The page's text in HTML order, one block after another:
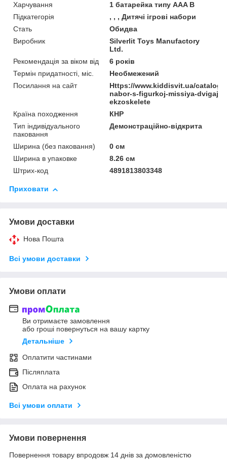
Харчування
1 батарейка типу AAA В
Підкатегорія
, , , Дитячі ігрові набори
Стать
Обидва
Виробник
Silverlit Toys Manufactory
Ltd.
Рекомендація за віком від
6 років
Термін придатності, міс.
Необмежений
Посилання на сайт
Https://www.kiddisvit.ua/catalog/
nabor-s-figurkoj-missiya-
ekzoskelete
Країна походження
КНР
Тип індивідуального
паковання
Демонстраційно-відкрита
Ширина (без паковання)
0 см
Ширина в упаковке
8.26 см
Штрих-код
4891813803348
Приховати
Умови доставки
Нова Пошта
Всі умови доставки
Умови оплати
Ви отримаєте замовлення
або гроші повернуться на вашу картку
Детальніше
Оплатити частинами
Післяплата
Оплата на рахунок
Всі умови оплати
Умови повернення
Повернення товару впродовж 14 днів за домовленістю